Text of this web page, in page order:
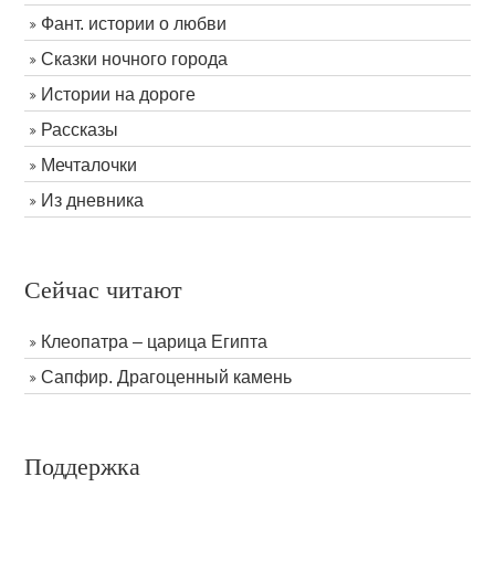
Фант. истории о любви
Сказки ночного города
Истории на дороге
Рассказы
Мечталочки
Из дневника
Сейчас читают
Клеопатра – царица Египта
Сапфир. Драгоценный камень
Поддержка